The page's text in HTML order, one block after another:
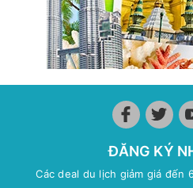
ĐĂNG KÝ
Các deal du lịch giảm giá đến